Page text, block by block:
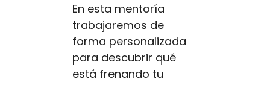
En esta mentoría
trabajaremos de
forma personalizada
para descubrir qué
está frenando tu